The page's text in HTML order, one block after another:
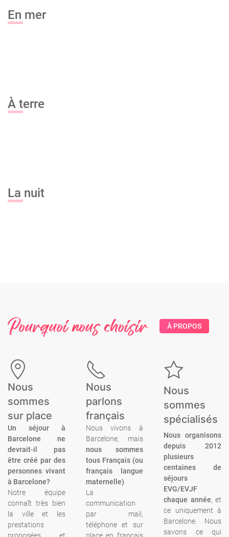
En mer
Croisière en catamaran BBQ
À terre
Bubble Football
La nuit
Dîner + Hummer 1h + Club
Pourquoi nous choisir À PROPOS
Nous
sommes
sur place
Un séjour à
Barcelone ne
devrait-il pas
être créé par des
personnes vivant
à Barcelone?
Notre équipe
connaît très bien
la ville et les
prestations
Nous
parlons
français
Nous vivons à
Barcelone, mais
nous sommes
tous Français (ou
français langue
maternelle)
La
communication
par mail,
téléphone et sur
Nous
sommes
spécialisés
Nous organisons
depuis 2012
plusieurs
centaines de
séjours
EVG/EVJF
chaque année, et
ce uniquement à
Barcelone.
Nous
savons ce qui